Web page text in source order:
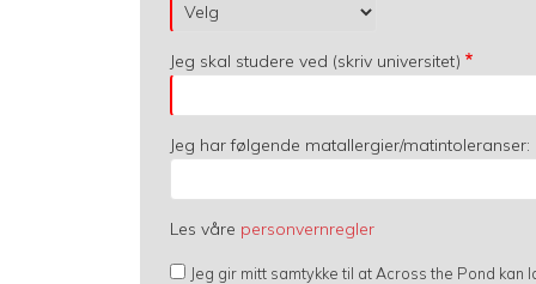
Jeg skal studere ved (skriv universitet)
Jeg har følgende matallergier/matintoleranser:
Les våre personvernregler
Jeg gir mitt samtykke til at Across the Pond